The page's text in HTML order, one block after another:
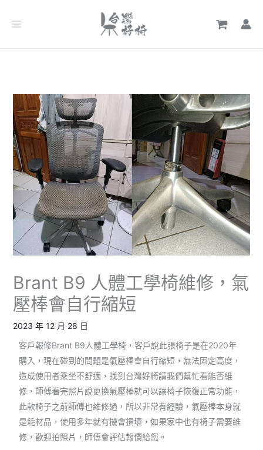
Brant B9 人體工學椅維修，氣
壓棒會自行縮短
2023 年 12 月 28 日
客戶報修Brant B9人體工學椅，客戶說此張椅子是在2020年
購入，現在碰到的問題是氣壓棒會自行縮短，無法固定高度，
造成使用者乘坐不舒適，找到台灣好椅請我們幫忙看能否維
修，師傅看完照片說更換氣壓棒就可以讓椅子恢復正常功能，
此款椅子之前師傅也維修過，所以非常有經驗，氣壓棒本身就
是耗材品，使用多年就有機會損壞，如果家中也有椅子需要維
修，歡迎拍照片，師傅會評估報價給您。
章